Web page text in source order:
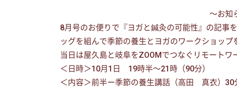
〜お知らせ
8月号のお便りで『ヨガと鍼灸の可能性』の記事
ッグを組んで季節の養生とヨガのワークショッ
当日は屋久島と岐阜をZOOMでつなぐリモートワ
＜日時＞10月1日 19時半〜21時（90分）
＜内容＞前半ー季節の養生講話（高田 真衣）